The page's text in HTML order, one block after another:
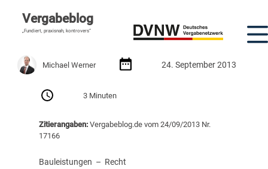
Vergabeblog
„Fundiert, praxisnah, kontrovers“
Michael Werner 24. September 2013
3 Minuten
Zitierangaben:Vergabeblog.de vom 24/09/2013 Nr.
17166
Bauleistungen
  –
Recht